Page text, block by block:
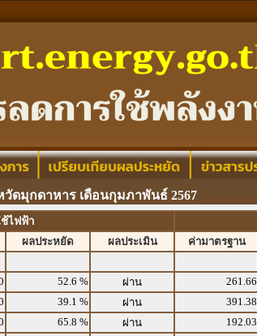
วัดมุกดาหาร เดือนกุมภาพันธ์ 2567
ช้ไฟฟ้า
ผลประหยัด ผลประเมิน ค่ามาตรฐาน
52.6 % ผ่าน 261.66
39.1 % ผ่าน 391.38
65.8 % ผ่าน 192.03